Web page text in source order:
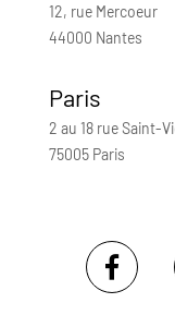
12, rue Mercoeur
44000 Nantes
Paris
2 au 18 rue Saint-
75005 Paris